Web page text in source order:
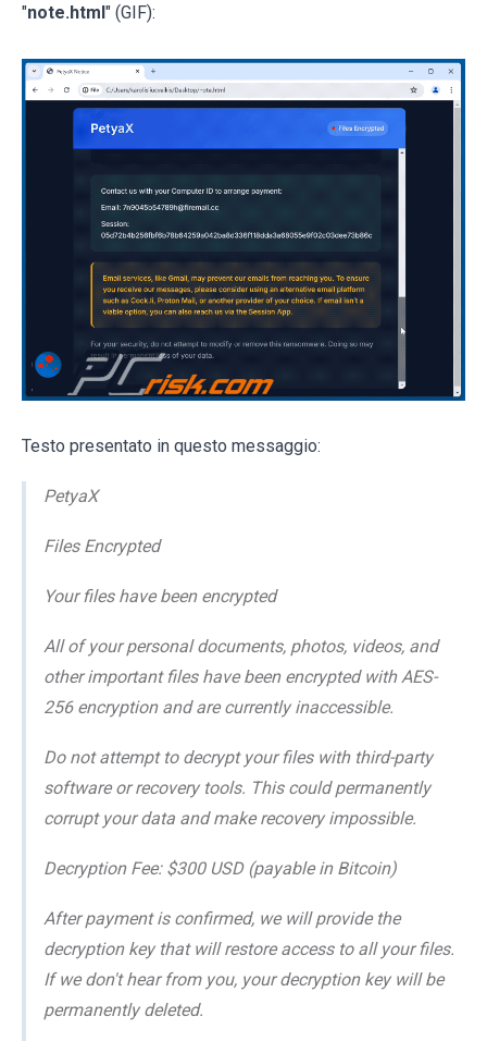
"note.html" (GIF):
Testo presentato in questo messaggio:
PetyaX
Files Encrypted
Your files have been encrypted
All of your personal documents, photos, videos, and
other important files have been encrypted with AES-
256 encryption and are currently inaccessible.
Do not attempt to decrypt your files with third-party
software or recovery tools. This could permanently
corrupt your data and make recovery impossible.
Decryption Fee: $300 USD (payable in Bitcoin)
After payment is confirmed, we will provide the
decryption key that will restore access to all your files.
If we don't hear from you, your decryption key will be
permanently deleted.